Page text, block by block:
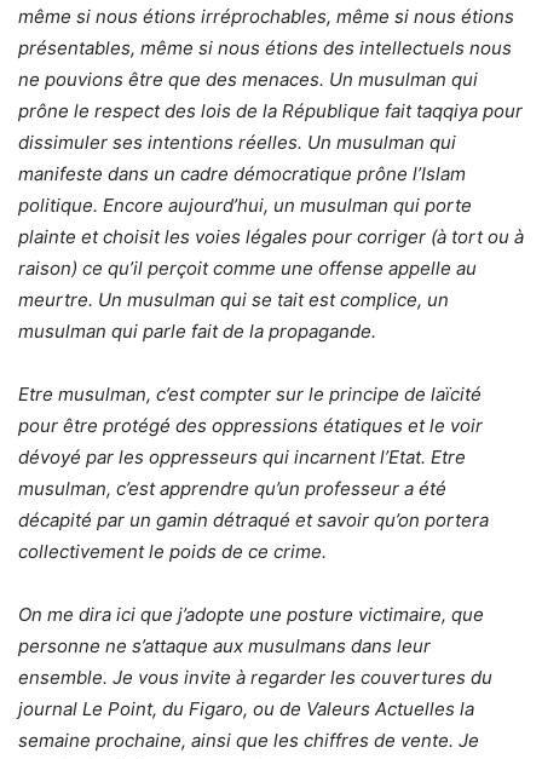
même si nous étions irréprochables, même si nous étions
présentables, même si nous étions des intellectuels nous
ne pouvions être que des menaces. Un musulman qui
prône le respect des lois de la République fait taqqiya pour
dissimuler ses intentions réelles. Un musulman qui
manifeste dans un cadre démocratique prône l’Islam
politique. Encore aujourd’hui, un musulman qui porte
plainte et choisit les voies légales pour corriger (à tort ou à
raison) ce qu’il perçoit comme une offense appelle au
meurtre. Un musulman qui se tait est complice, un
musulman qui parle fait de la propagande.
Etre musulman, c’est compter sur le principe de laïcité
pour être protégé des oppressions étatiques et le voir
dévoyé par les oppresseurs qui incarnent l’Etat. Etre
musulman, c’est apprendre qu’un professeur a été
décapité par un gamin détraqué et savoir qu’on portera
collectivement le poids de ce crime.
On me dira ici que j’adopte une posture victimaire, que
personne ne s’attaque aux musulmans dans leur
ensemble. Je vous invite à regarder les couvertures du
journal Le Point, du Figaro, ou de Valeurs Actuelles la
semaine prochaine, ainsi que les chiffres de vente. Je